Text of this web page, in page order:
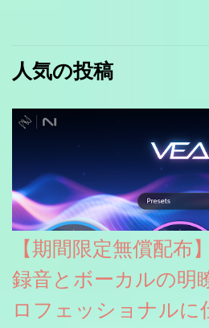
人気の投稿
【期間限定無償配布
録音とボーカルの明
ロフェッショナルに